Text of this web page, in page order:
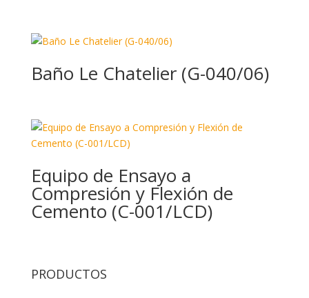
Baño Le Chatelier (G-040/06)
Equipo de Ensayo a
Compresión y Flexión de
Cemento (C-001/LCD)
PRODUCTOS